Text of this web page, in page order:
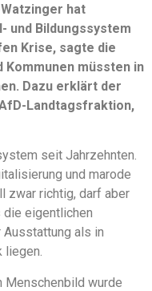
hat
und Bildungssystem
Krise, sagte die
Kommunen müssten in
Dazu erklärt der
Landtagsfraktion,
seit Jahrzehnten.
und marode
zwar richtig, darf aber
die eigentlichen
als in
liegen.
Menschenbild wurde